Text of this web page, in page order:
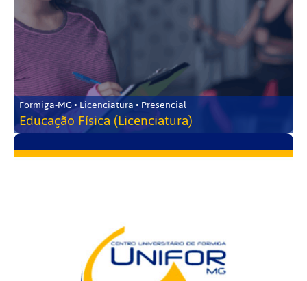
Formiga-MG • Licenciatura • Presencial
Educação Física (Licenciatura)